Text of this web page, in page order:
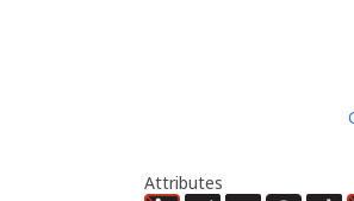
Attributes